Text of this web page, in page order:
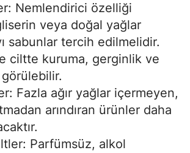
Nemlendirici özelliği
veya doğal yağlar
sabunlar tercih edilmelidir.
ciltte kuruma, gerginlik ve
Fazla ağır yağlar içermeyen,
arındıran ürünler daha
Parfümsüz, alkol